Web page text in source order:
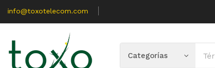
info@toxotelecom.com